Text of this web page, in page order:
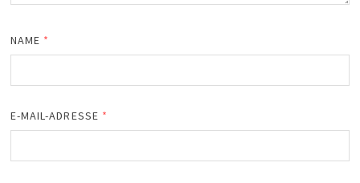
NAME *
E-MAIL-ADRESSE *